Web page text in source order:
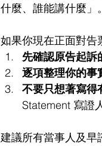
什麼、誰能講什麼」。
如果你現在正面對告
先確認原告起訴
逐項整理你的事
不要只想著寫得
Statement 寫證
建議所有當事人及